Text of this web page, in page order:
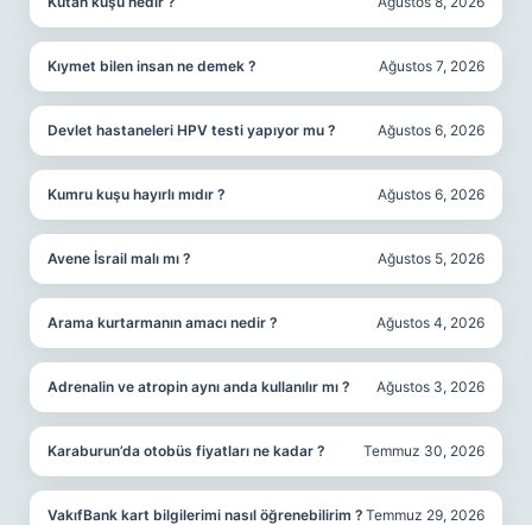
Kıymet bilen insan ne demek ? Ağustos 7, 2026
Devlet hastaneleri HPV testi yapıyor mu ? Ağustos 6, 2026
Kumru kuşu hayırlı mıdır ? Ağustos 6, 2026
Avene İsrail malı mı ? Ağustos 5, 2026
Arama kurtarmanın amacı nedir ? Ağustos 4, 2026
Adrenalin ve atropin aynı anda kullanılır mı ? Ağustos 3, 2026
Karaburun’da otobüs fiyatları ne kadar ? Temmuz 30, 2026
VakıfBank kart bilgilerimi nasıl öğrenebilirim ? Temmuz 29, 2026